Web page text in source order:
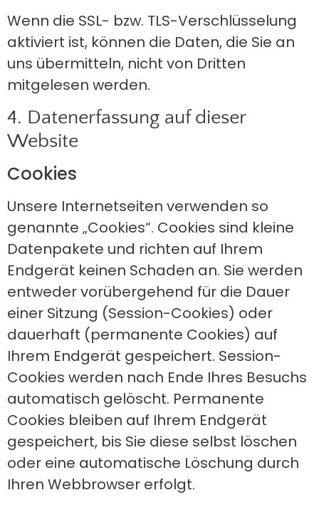
Wenn die SSL- bzw. TLS-Verschlüsselung
aktiviert ist, können die Daten, die Sie an
uns übermitteln, nicht von Dritten
mitgelesen werden.
4. Datenerfassung auf dieser
Website
Cookies
Unsere Internetseiten verwenden so
genannte „Cookies“. Cookies sind kleine
Datenpakete und richten auf Ihrem
Endgerät keinen Schaden an. Sie werden
entweder vorübergehend für die Dauer
einer Sitzung (Session-Cookies) oder
dauerhaft (permanente Cookies) auf
Ihrem Endgerät gespeichert. Session-
Cookies werden nach Ende Ihres Besuchs
automatisch gelöscht. Permanente
Cookies bleiben auf Ihrem Endgerät
gespeichert, bis Sie diese selbst löschen
oder eine automatische Löschung durch
Ihren Webbrowser erfolgt.